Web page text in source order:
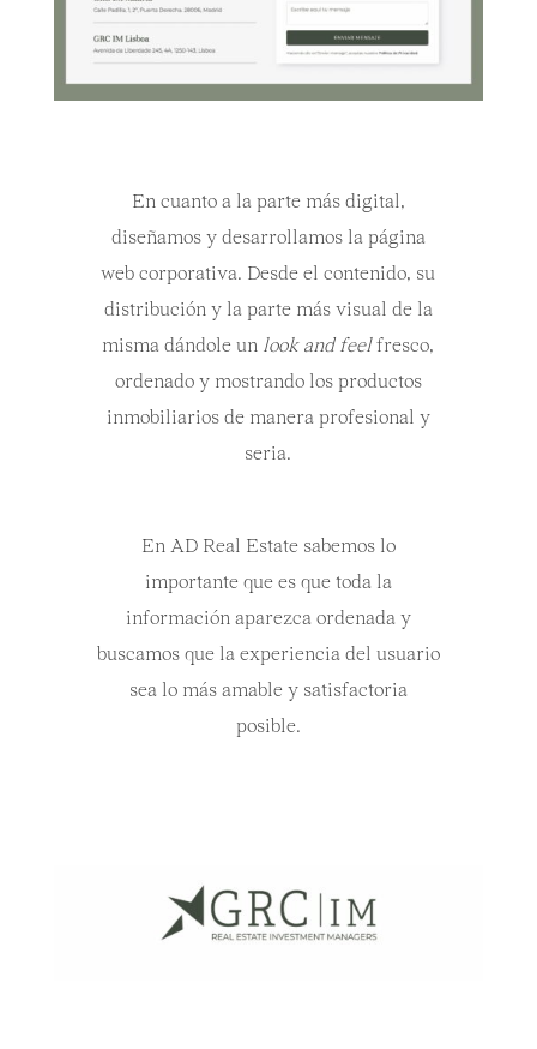
En cuanto a la parte más digital,
diseñamos y desarrollamos la página
web corporativa. Desde el contenido, su
distribución y la parte más visual de la
misma dándole un look and feelfresco,
ordenado y mostrando los productos
inmobiliarios de manera profesional y
seria.
En AD Real Estate sabemos lo
importante que es que toda la
información aparezca ordenada y
buscamos que la experiencia del usuario
sea lo más amable y satisfactoria
posible.